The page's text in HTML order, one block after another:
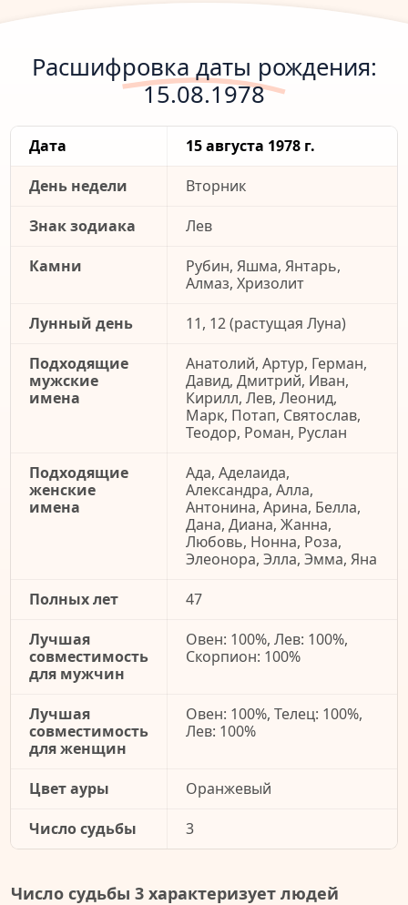
Расшифровка даты рождения:
15.08.1978
Дата
15 августа 1978 г.
День недели
Вторник
Знак зодиака
Лев
Камни
Рубин, Яшма, Янтарь,
Алмаз, Хризолит
Лунный день
11, 12 (растущая Луна)
Подходящие
мужские
имена
Анатолий, Артур, Герман,
Давид, Дмитрий, Иван,
Кирилл, Лев, Леонид,
Марк, Потап, Святослав,
Теодор, Роман, Руслан
Подходящие
женские
имена
Ада, Аделаида,
Александра, Алла,
Антонина, Арина, Белла,
Дана, Диана, Жанна,
Любовь, Нонна, Роза,
Элеонора, Элла, Эмма, Яна
Полных лет
47
Лучшая
совместимость
для мужчин
Овен: 100%, Лев: 100%,
Скорпион: 100%
Лучшая
совместимость
для женщин
Овен: 100%, Телец: 100%,
Лев: 100%
Цвет ауры
Оранжевый
Число судьбы
3
Число судьбы 3 характеризует людей